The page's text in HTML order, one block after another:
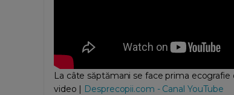
La câte săptămani se face prima
video | Desprecopii.com - Canal YouTube